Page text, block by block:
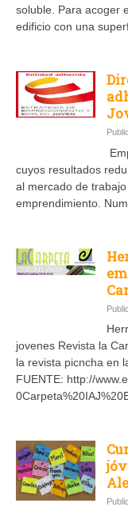
soluble. Para acoger
edificio con una
cuyos resultados
al mercado de
emprendimiento.
jovenes Revista la
la revista picncha en
FUENTE: http://